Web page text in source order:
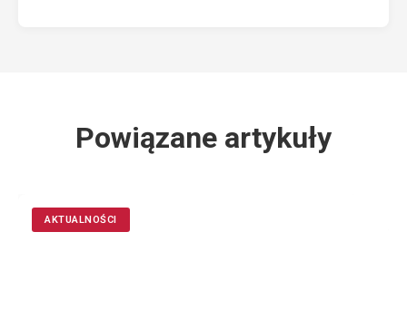
Powiązane artykuły
AKTUALNOŚCI